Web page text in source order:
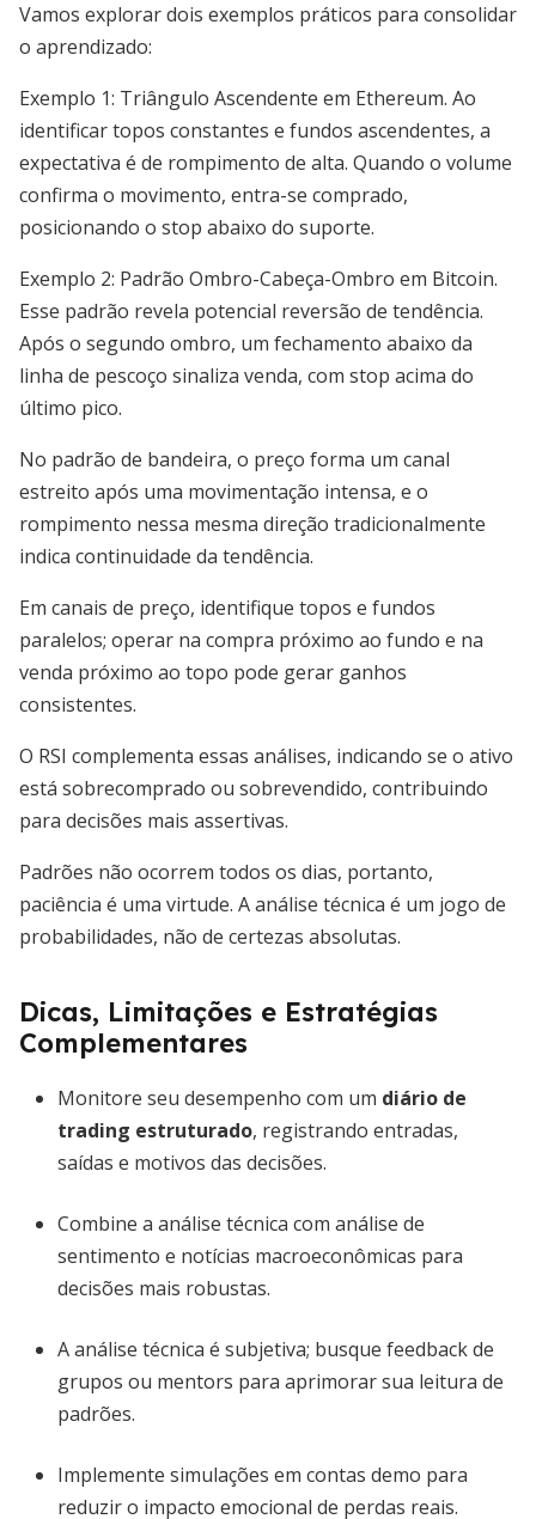
Vamos explorar dois exemplos práticos para consolidar
o aprendizado:
Exemplo 1: Triângulo Ascendente em Ethereum. Ao
identificar topos constantes e fundos ascendentes, a
expectativa é de rompimento de alta. Quando o volume
confirma o movimento, entra-se comprado,
posicionando o stop abaixo do suporte.
Exemplo 2: Padrão Ombro-Cabeça-Ombro em Bitcoin.
Esse padrão revela potencial reversão de tendência.
Após o segundo ombro, um fechamento abaixo da
linha de pescoço sinaliza venda, com stop acima do
último pico.
No padrão de bandeira, o preço forma um canal
estreito após uma movimentação intensa, e o
rompimento nessa mesma direção tradicionalmente
indica continuidade da tendência.
Em canais de preço, identifique topos e fundos
paralelos; operar na compra próximo ao fundo e na
venda próximo ao topo pode gerar ganhos
consistentes.
O RSI complementa essas análises, indicando se o ativo
está sobrecomprado ou sobrevendido, contribuindo
para decisões mais assertivas.
Padrões não ocorrem todos os dias, portanto,
paciência é uma virtude. A análise técnica é um jogo de
probabilidades, não de certezas absolutas.
Dicas, Limitações e Estratégias
Complementares
Monitore seu desempenho com um diário de
trading estruturado, registrando entradas,
saídas e motivos das decisões.
Combine a análise técnica com análise de
sentimento e notícias macroeconômicas para
decisões mais robustas.
A análise técnica é subjetiva; busque feedback de
grupos ou mentors para aprimorar sua leitura de
padrões.
Implemente simulações em contas demo para
reduzir o impacto emocional de perdas reais.